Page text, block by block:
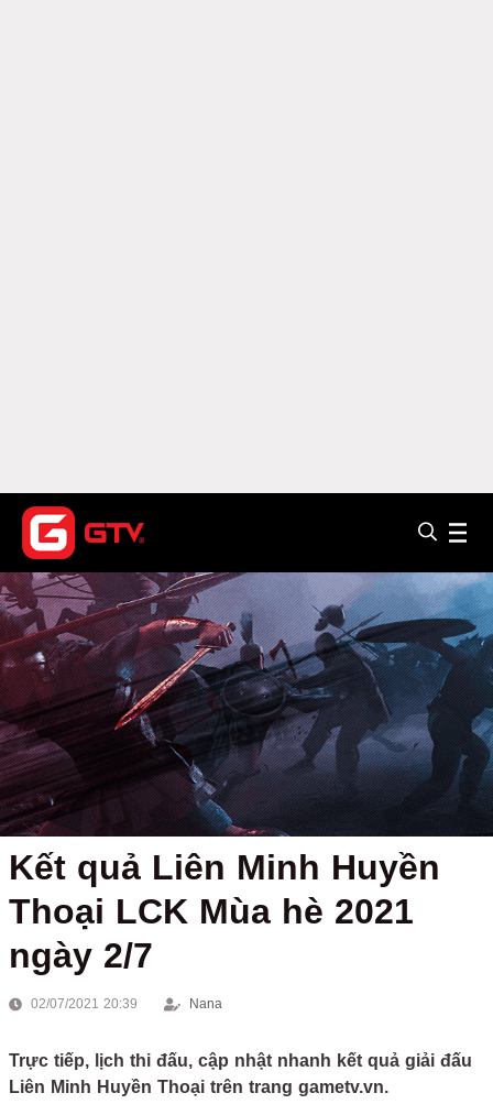
Kết quả Liên Minh Huyền
Thoại LCK Mùa hè 2021
ngày 2/7
02/07/2021 20:39 Nana
Trực tiếp, lịch thi đấu, cập nhật nhanh kết quả giải đấu
Liên Minh Huyền Thoại trên trang gametv.vn.